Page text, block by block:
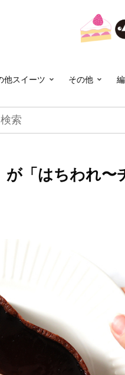
他スイーツ その他
「はちわれ